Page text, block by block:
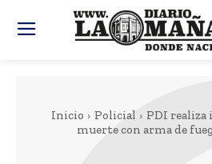
Inicio Policial
PDI
muerte con arma de